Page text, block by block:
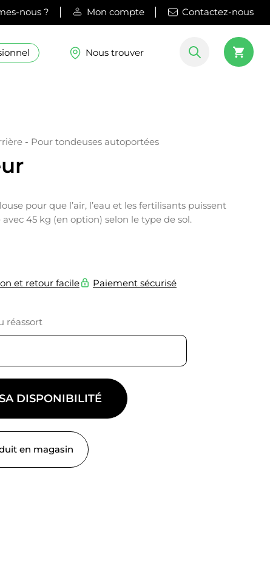
nous ? Mon compte Contactez-nous
Nous trouver
- Pour tondeuses autoportées
pour que l’air, l’eau et les fertilisants puissent
45 kg (en option) selon le type de sol.
et retour facile Paiement sécurisé
réassort
DISPONIBILITÉ
en magasin